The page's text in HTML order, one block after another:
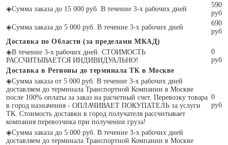
◈Сумма заказа до 15 000 руб. В течение 3-х рабочих дней
590
руб
◈Сумма заказа до 5 000 руб. В течение 3-х рабочих дней
690
руб
Доставка по Области (за пределами МКАД)
◈В течение 3-х рабочих дней. СТОИМОСТЬ
РАССЧИТЫВАЕТСЯ ИНДИВИДУАЛЬНО!
0
руб
Доставка в Регионы до терминала ТК в Москве
◈Сумма заказа от 5 000 руб. В течение 3-х рабочих дней
доставляем до терминала Транспортной Компании в Москве
после 100% оплаты за заказ на расчетный счет. Перевозку товара
в город назначения - ОПЛАЧИВАЕТ ПОКУПАТЕЛЬ за услуги
ТК. Стоимость доставки в город получателя рассчитывает
компания перевозчика при получении груза!
0
руб
◈Сумма заказа до 5 000 руб. В течение 3-х рабочих дней
доставляем до терминала Транспортной Компании в Москве